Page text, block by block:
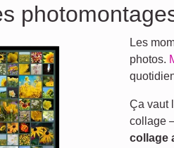
Les
photos.
Ça vaut
collage
collage